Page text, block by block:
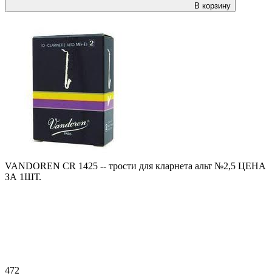
В корзину
VANDOREN CR 1425 -- трости для кларнета альт №2,5 ЦЕНА
ЗА 1ШТ.
472